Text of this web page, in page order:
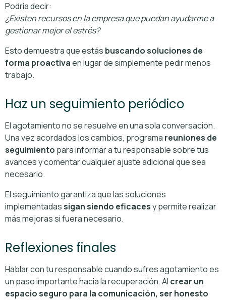
Podría decir:
¿Existen recursos en la empresa que puedan ayudarme a
gestionar mejor el estrés?
Esto demuestra que estás buscando soluciones de
forma proactivaen lugar de simplemente pedir menos
trabajo.
Haz un seguimiento periódico
El agotamiento no se resuelve en una sola conversación.
Una vez acordados los cambios, programa reuniones de
seguimiento para informar a tu responsable sobre tus
avances y comentar cualquier ajuste adicional que sea
necesario.
El seguimiento garantiza que las soluciones
implementadassigan siendo eficacesy permite realizar
más mejoras si fuera necesario.
Reflexiones finales
Hablar con tu responsable cuando sufres agotamiento es
un paso importante hacia la recuperación. Al crear un
espacio seguro para la comunicación, ser honesto